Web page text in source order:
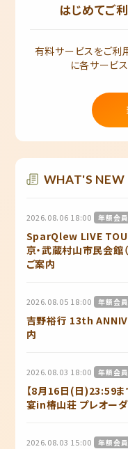
はじめてご
有料サービスをご利
に各サービ
WHAT'S NEW
2026.08.06 18:00 年額会
SparQlew LIVE
京・武蔵村山市民会館
ご案内
2026.08.05 18:00 年額会
吉野裕行 13th
内
2026.08.03 18:00 年額会
【8月16日(日)23:59
宴in椿山荘 プレオー
2026.08.03 15:00 年額会